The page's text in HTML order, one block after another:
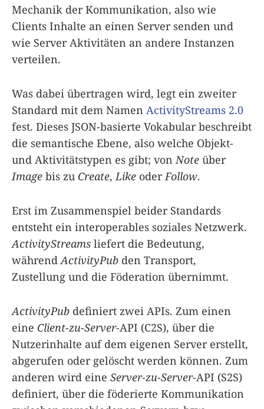
Mechanik der Kommunikation, also wie
Clients Inhalte an einen Server senden und
wie Server Aktivitäten an andere Instanzen
verteilen.
Was dabei übertragen wird, legt ein zweiter
Standard mit dem Namen ActivityStreams 2.0
fest. Dieses JSON-basierte Vokabular beschreibt
die semantische Ebene, also welche Objekt-
und Aktivitätstypen es gibt; von Note über
Image bis zu Create, Like oder Follow.
Erst im Zusammenspiel beider Standards
entsteht ein interoperables soziales Netzwerk.
ActivityStreams liefert die Bedeutung,
während ActivityPub den Transport,
Zustellung und die Föderation übernimmt.
ActivityPub definiert zwei APIs. Zum einen
eine Client-zu-Server-API (C2S), über die
Nutzerinhalte auf dem eigenen Server erstellt,
abgerufen oder gelöscht werden können. Zum
anderen wird eine Server-zu-Server-API (S2S)
definiert, über die föderierte Kommunikation